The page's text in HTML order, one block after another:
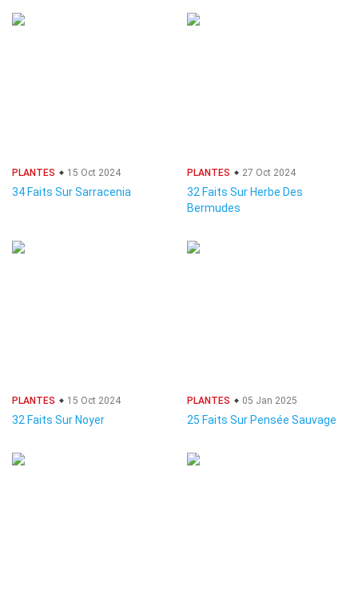
PLANTES 15 Oct 2024
34 Faits Sur Sarracenia
PLANTES 27 Oct 2024
32 Faits Sur Herbe Des
Bermudes
PLANTES 15 Oct 2024
32 Faits Sur Noyer
PLANTES 05 Jan 2025
25 Faits Sur Pensée Sauvage